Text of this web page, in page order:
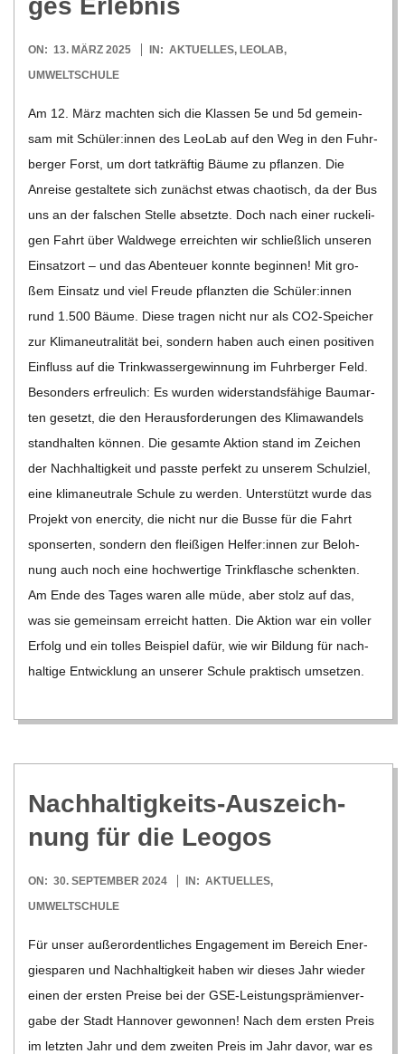
R
E
-
G
O
L
D
S
C
H
M
D
T
-
S
C
H
U
L
E
2025-
03-
ON: 13. MÄRZ 2025 IN: AKTUELLES, LEOLAB,
UMWELTSCHULE
Am 12. März mach­ten sich die Klas­sen 5e und 5d gemein­
sam mit Schüler:innen des Leo­Lab auf den Weg in den Fuhr­
ber­ger Forst, um dort tat­kräf­tig Bäume zu pflan­zen. Die
Anreise gestal­tete sich zunächst etwas chao­tisch, da der Bus
uns an der fal­schen Stelle absetzte. Doch nach einer rucke­li­
gen Fahrt über Wald­wege erreich­ten wir schließ­lich unse­ren
Ein­satz­ort – und das Aben­teuer konnte begin­nen! Mit gro­
ßem Ein­satz und viel Freude pflanz­ten die Schüler:innen
rund 1.500 Bäume. Diese tra­gen nicht nur als CO2-Spei­­cher
zur Kli­ma­neu­tra­li­tät bei, son­dern haben auch einen posi­ti­ven
Ein­fluss auf die Trink­was­ser­ge­win­nung im Fuhr­ber­ger Feld.
Beson­ders erfreu­lich: Es wur­den wider­stands­fä­hige Baum­ar­
ten gesetzt, die den Her­aus­for­de­run­gen des Kli­ma­wan­dels
stand­hal­ten kön­nen. Die gesamte Aktion stand im Zei­chen
der Nach­hal­tig­keit und passte per­fekt zu unse­rem Schul­ziel,
eine kli­ma­neu­trale Schule zu wer­den. Unter­stützt wurde das
Pro­jekt von ener­city, die nicht nur die Busse für die Fahrt
spon­ser­ten, son­dern den flei­ßi­gen Helfer:innen zur Beloh­
nung auch noch eine hoch­wer­tige Trink­fla­sche schenk­ten.
Am Ende des Tages waren alle müde, aber stolz auf das,
was sie gemein­sam erreicht hat­ten. Die Aktion war ein vol­ler
Erfolg und ein tol­les Bei­spiel dafür, wie wir Bil­dung für nach­
hal­tige Ent­wick­lung an unse­rer Schule prak­tisch umset­zen.
Nach­hal­tig­keits-Aus­zeich­
nung für die Leogos
2024-
09-
ON: 30. SEPTEMBER 2024 IN: AKTUELLES,
UMWELTSCHULE
Für unser außer­or­dent­li­ches Enga­ge­ment im Bereich Ener­
gie­spa­ren und Nach­hal­tig­keit haben wir die­ses Jahr wie­der
einen der ers­ten Preise bei der GSE-Leis­­tungs­­prä­­mi­en­­ver­­­
gabe der Stadt Han­no­ver gewon­nen! Nach dem ers­ten Preis
im letz­ten Jahr und dem zwei­ten Preis im Jahr davor, war es